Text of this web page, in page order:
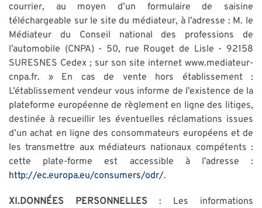
courrier, au moyen d’un formulaire de saisine
téléchargeable sur le site du médiateur, à l’adresse : M. le
Médiateur du Conseil national des professions de
l’automobile (CNPA) - 50, rue Rouget de Lisle - 92158
SURESNES Cedex ; sur son site internet www.mediateur-
cnpa.fr. » En cas de vente hors établissement :
L’établissement vendeur vous informe de l’existence de la
plateforme européenne de règlement en ligne des litiges,
destinée à recueillir les éventuelles réclamations issues
d’un achat en ligne des consommateurs européens et de
les transmettre aux médiateurs nationaux compétents :
cette plate-forme est accessible à l’adresse :
http://ec.europa.eu/consumers/odr/.
XI.DONNÉES PERSONNELLES : Les informations